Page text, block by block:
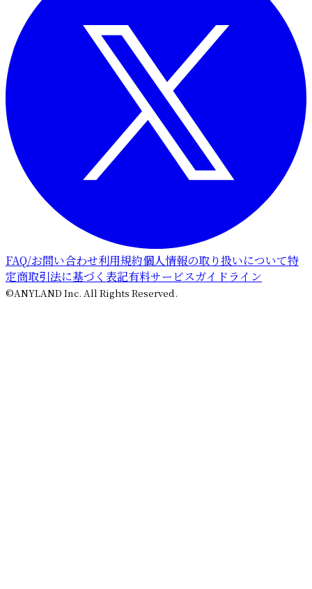
FAQ/お問い合わせ利用規約個人情報の取り扱いについて特
定商取引法に基づく表記有料サービスガイドライン
©ANYLAND Inc. All Rights Reserved.